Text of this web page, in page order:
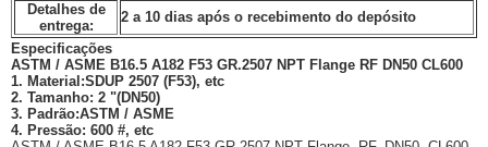
Detalhes de
entrega:
2 a 10 dias após o recebimento do depósito
Especificações
ASTM / ASME B16.5 A182 F53 GR.2507 NPT Flange RF DN50 CL600
1. Material:SDUP 2507 (F53), etc
2. Tamanho: 2 "(DN50)
3. Padrão:ASTM / ASME
4. Pressão: 600 #, etc